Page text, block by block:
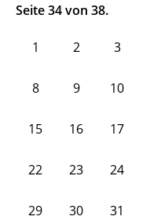
Seite 34 von 38.
1 2 3
8 9 10
15 16 17
22 23 24
29 30 31